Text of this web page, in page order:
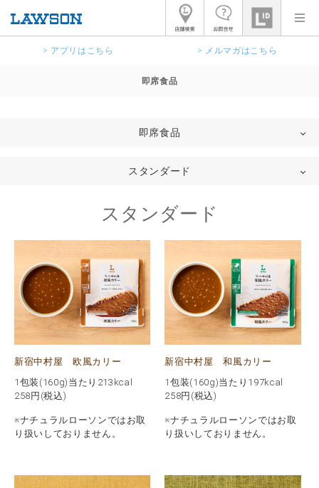
> アプリはこちら > メルマガはこちら
即席食品
即席食品
スタンダード
スタンダード
新宿中村屋 欧風カリー
1包装(160g)当たり213kcal
258 円(税込)
※ナチュラルローソンではお取
り扱いしておりません。
新宿中村屋 和風カリー
1包装(160g)当たり197kcal
258円(税込)
※ナチュラルローソンではお取
り扱いしておりません。